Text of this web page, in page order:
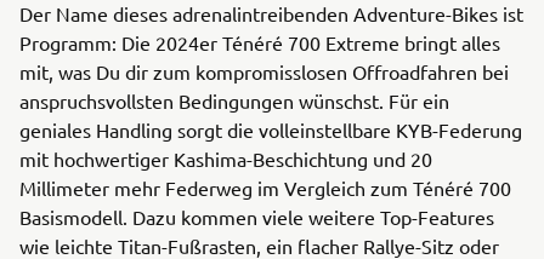
Der Name dieses adrenalintreibenden Adventure-Bikes ist
Programm: Die 2024er Ténéré 700 Extreme bringt alles
mit, was Du dir zum kompromisslosen Offroadfahren bei
anspruchsvollsten Bedingungen wünschst. Für ein
geniales Handling sorgt die volleinstellbare KYB-Federung
mit hochwertiger Kashima-Beschichtung und 20
Millimeter mehr Federweg im Vergleich zum Ténéré 700
Basismodell. Dazu kommen viele weitere Top-Features
wie leichte Titan-Fußrasten, ein flacher Rallye-Sitz oder